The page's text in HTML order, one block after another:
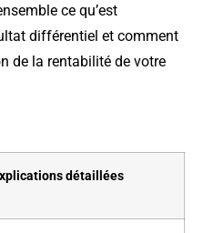
ce qu’est
différentiel et comment
de la rentabilité de votre
détaillées